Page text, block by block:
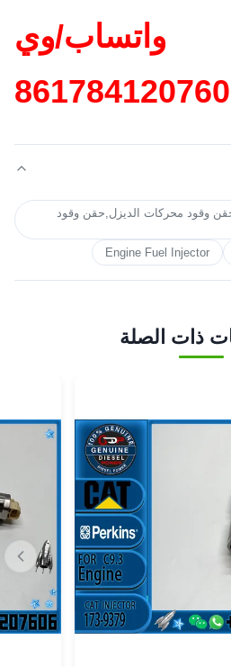
واتساب/وي
وقود محركات الديزل,حقن وقود
Engine Fuel Injector
ذات الصلة